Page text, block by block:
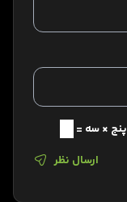
پنج × سه =
ارسال نظر